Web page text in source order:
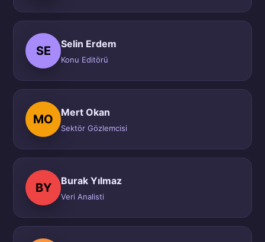
SE
Selin Erdem
Konu Editörü
MO
Mert Okan
Sektör Gözlemcisi
BY
Burak Yılmaz
Veri Analisti